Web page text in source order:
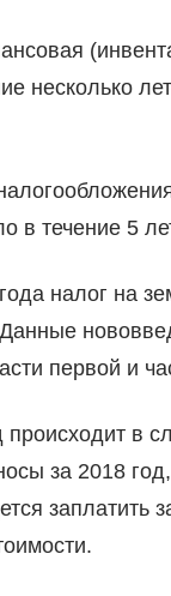
несколько
в течение 5
налог на
первой и
в
за 2018